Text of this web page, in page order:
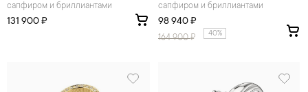
сапфиром и бриллиантами
131 900 ₽
сапфиром и бриллиантами
98 940 ₽
164 900₽ 40%